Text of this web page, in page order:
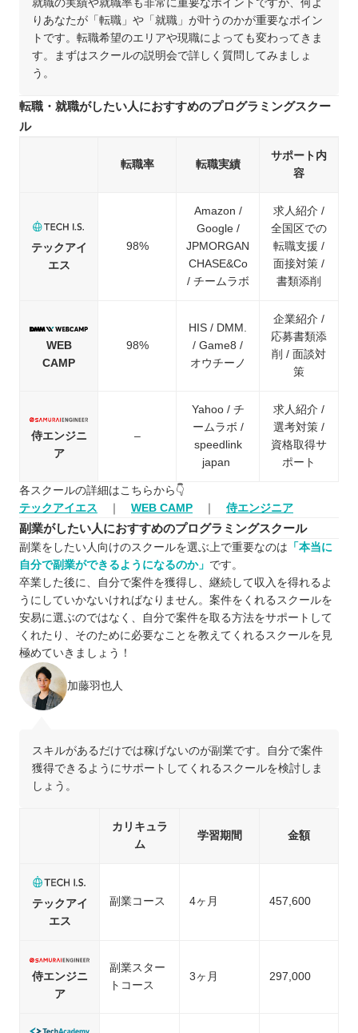
就職の実績や就職率も非常に重要なポイントですが、何よ
りあなたが「転職」や「就職」が叶うのかが重要なポイン
トです。転職希望のエリアや現職によっても変わってきま
す。まずはスクールの説明会で詳しく質問してみましょ
う。
転職・就職がしたい人におすすめのプログラミングスクー
ル
転職率 転職実績
サポート内
容
テックアイ
エス
98%
Amazon /
Google /
JPMORGAN
CHASE&Co
/ チームラボ
求人紹介 /
全国区での
転職支援 /
面接対策 /
書類添削
WEB
CAMP
98%
HIS / DMM.
/ Game8 /
オウチーノ
企業紹介 /
応募書類添
削 / 面談対
策
侍エンジニ
ア
–
Yahoo / チ
ームラボ /
speedlink
japan
求人紹介 /
選考対策 /
資格取得サ
ポート
各スクールの詳細はこちらから👇
テックアイエス
WEB CAMP 侍エンジニア
副業がしたい人におすすめのプログラミングスクール
副業をしたい人向けのスクールを選ぶ上で重要なのは 「本当に
自分で副業ができるようになるのか」 です。
卒業した後に、自分で案件を獲得し、継続して収入を得れるよ
うにしていかないければなりません。案件をくれるスクールを
安易に選ぶのではなく、自分で案件を取る方法をサポートして
くれたり、そのために必要なことを教えてくれるスクールを見
極めていきましょう！
加藤羽也人
スキルがあるだけでは稼げないのが副業です。自分で案件
獲得できるようにサポートしてくれるスクールを検討しま
しょう。
カリキュラ
ム
学習期間 金額
テックアイ
エス
副業コース 4ヶ月 457,600
侍エンジニ
ア
副業スター
トコース
3ヶ月 297,000